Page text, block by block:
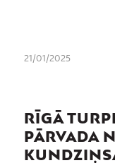
21/01/2025
RĪGĀ
PĀRVADA